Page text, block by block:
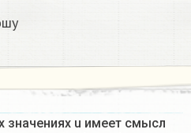
значениях u имеет смысл